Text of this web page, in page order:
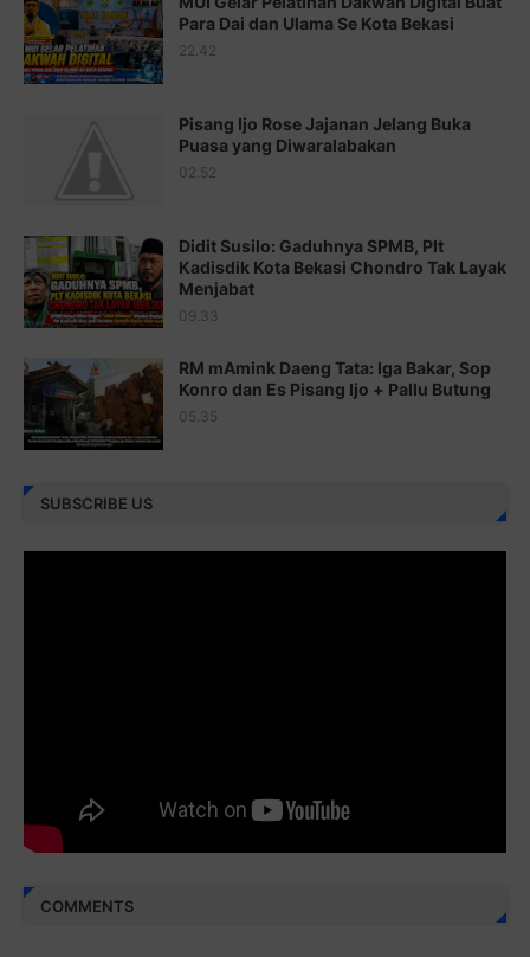
Juz 17 ⇨http://j.mp/2brHsFz
Juz 18 ⇨http://j.mp/2b8SCfc
http://j.mp/2bFSq95
http://j.mp/2brI1zc
Juz 22 ⇨http://j.mp/2bFRxNP
Juz 23 ⇨http://j.mp/2brItxm
Juz 25 ⇨http://j.mp/2brImlf
Juz 26 ⇨http://j.mp/2bFRHF2
Para Dai dan Ulama Se Kota Bekasi
22.42
Pisang Ijo Rose Jajanan Jelang Buka
Puasa yang Diwaralabakan
02.52
Didit Susilo: Gaduhnya SPMB, Plt
Kadisdik Kota Bekasi Chondro Tak Layak
Menjabat
09.33
RM mAmink Daeng Tata: Iga Bakar, Sop
Konro dan Es Pisang Ijo + Pallu Butung
05.35
SUBSCRIBE US
COMMENTS